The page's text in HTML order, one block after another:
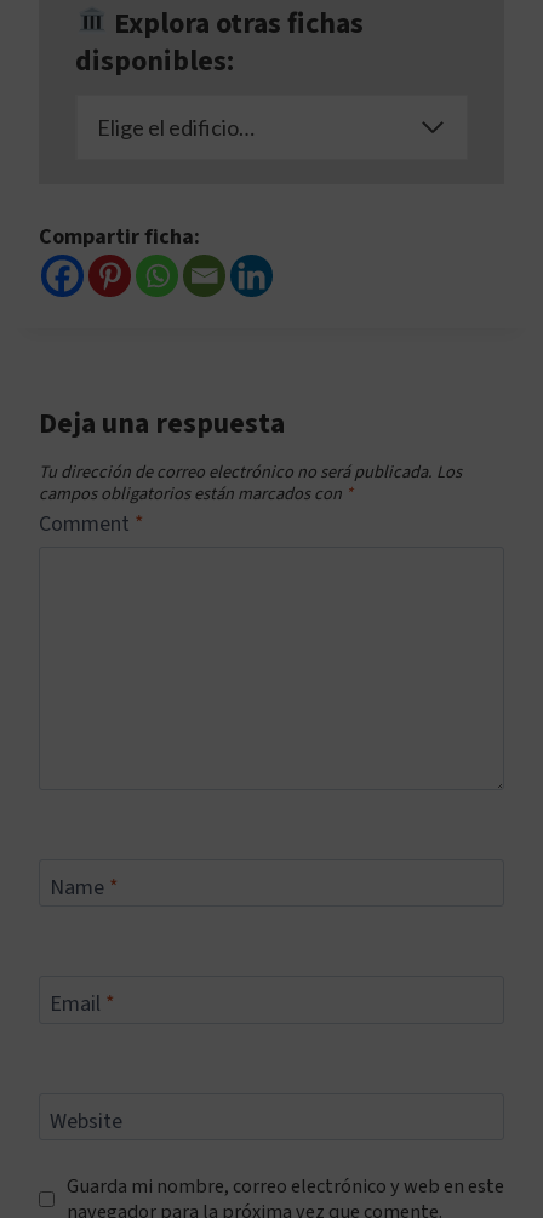
Explora otras fichas
disponibles:
Elige el edificio…
Compartir ficha:
Deja una respuesta
Tu dirección de correo electrónico no será publicada. Los
campos obligatorios están marcados con *
Comment *
Name *
Email *
Website
Guarda mi nombre, correo electrónico y web en este
navegador para la próxima vez que comente.